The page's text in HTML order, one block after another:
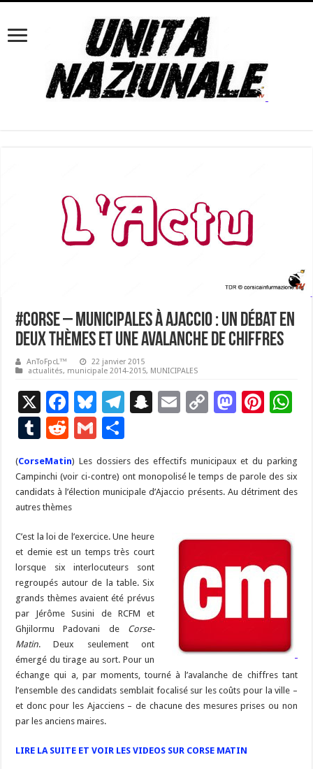
#corse – Municipales à Ajaccio : un débat en
deux thèmes et une avalanche de chiffres
AnToFpcL™
22 janvier 2015
actualités, municipale 2014-2015, MUNICIPALES
X
F
ac
e
b
o
o
k
Bl
u
es
ky
T
gr
a
S
p
c
at
E
l
C
y
Li
k
M
d
o
Pi
es
t
p
T
m
bl
r
R
d
di
t
G
m
ai
l
ar
ta
g
(CorseMatin) Les dossiers des effectifs municipaux et du parking
Campinchi (voir ci-contre) ont monopolisé le temps de parole des six
candidats à l’élection municipale d’Ajaccio présents. Au détriment des
autres thèmes
C’est la loi de l’exercice. Une heure
et demie est un temps très court
lorsque six interlocuteurs sont
regroupés autour de la table. Six
grands thèmes avaient été prévus
par Jérôme Susini de RCFM et
Ghjilormu Padovani de Corse-
Matin. Deux seulement ont
émergé du tirage au sort. Pour un
échange qui a, par moments, tourné à l’avalanche de chiffres tant
l’ensemble des candidats semblait focalisé sur les coûts pour la ville –
et donc pour les Ajacciens – de chacune des mesures prises ou non
par les anciens maires.
LIRE LA SUITE ET VOIR LES VIDEOS SUR CORSE MATIN